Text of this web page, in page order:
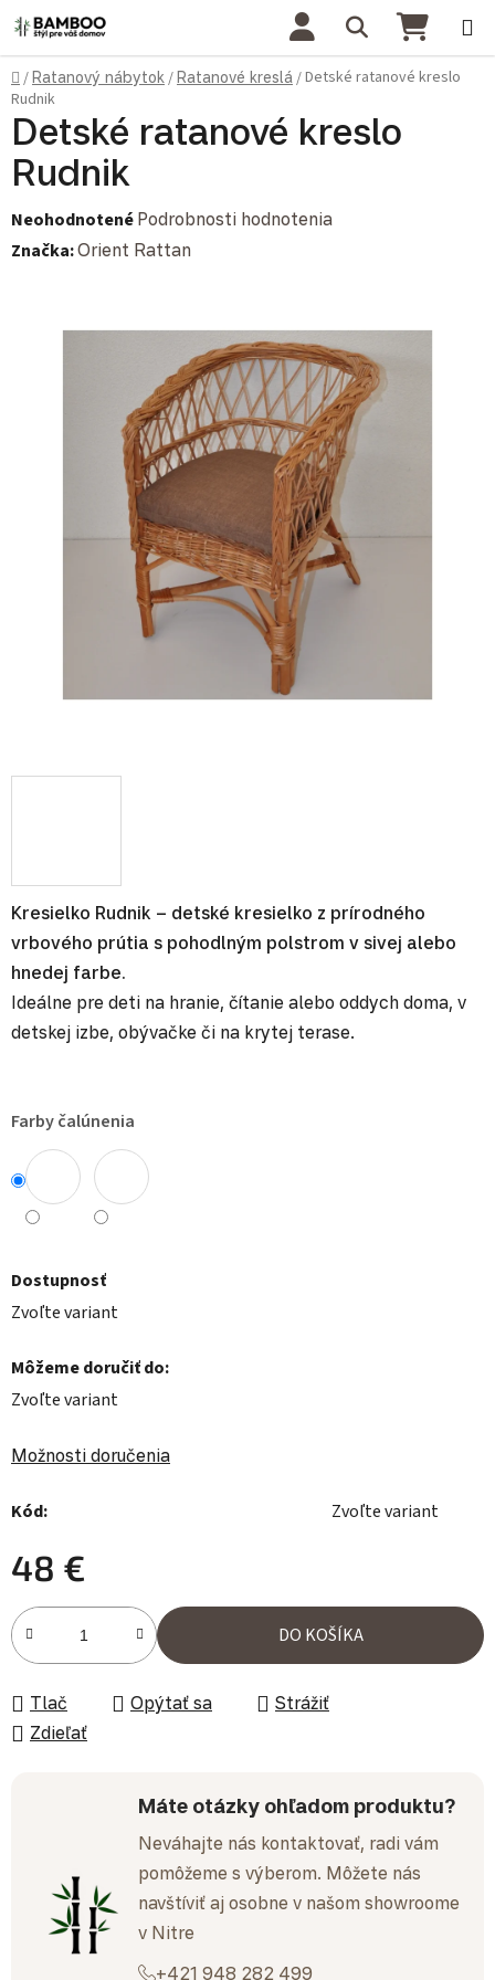
Prejsť na obsah Hľadať
Domov
/Ratanový nábytok /Ratanové kreslá /Detské ratanové kreslo
Rudnik
Kresielko Rudnik – detské kresielko z prírodného
vrbového prútia s pohodlným polstrom v sivej alebo
hnedej farbe.
Ideálne pre deti na hranie, čítanie alebo oddych doma, v
detskej izbe, obývačke či na krytej terase.
Farby čalúnenia
Dostupnosť
Zvoľte variant
Môžeme doručiť do:
Zvoľte variant
Možnosti doručenia
Kód: Zvoľte variant
48 €
Jednotková cena:
DO KOŠÍKA
Tlač Opýtať sa
Strážiť
Zdieľať
Máte otázky ohľadom produktu?
Neváhajte nás kontaktovať, radi vám
pomôžeme s výberom. Môžete nás
navštíviť aj osobne v našom showroome
v Nitre
+421 948 282 499
Detské ratanové kreslo
Rudnik
Priemerné hodnotenie produktu je 0,0 z 5 hviezdičiek.
Neohodnotené Podrobnosti hodnotenia
Značka:Orient Rattan